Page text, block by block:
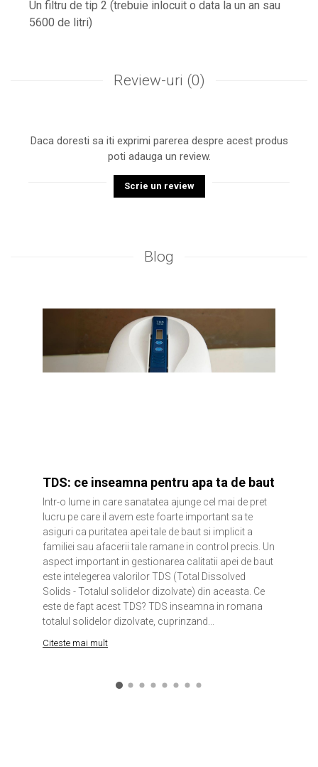
Un filtru de tip 2 (trebuie inlocuit o data la un an sau
5600 de litri)
Review-uri (0)
Daca doresti sa iti exprimi parerea despre acest produs
poti adauga un review.
Scrie un review
Blog
TDS: ce inseamna pentru apa ta de baut
Intr-o lume in care sanatatea ajunge cel mai de pret
lucru pe care il avem este foarte important sa te
asiguri ca puritatea apei tale de baut si implicit a
familiei sau afacerii tale ramane in control precis. Un
aspect important in gestionarea calitatii apei de baut
este intelegerea valorilor TDS (Total Dissolved
Solids - Totalul solidelor dizolvate) din aceasta. Ce
este de fapt acest TDS? TDS inseamna in romana
totalul solidelor dizolvate, cuprinzand...
Citeste mai mult